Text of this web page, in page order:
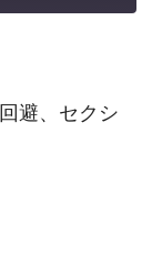
避、セクシ